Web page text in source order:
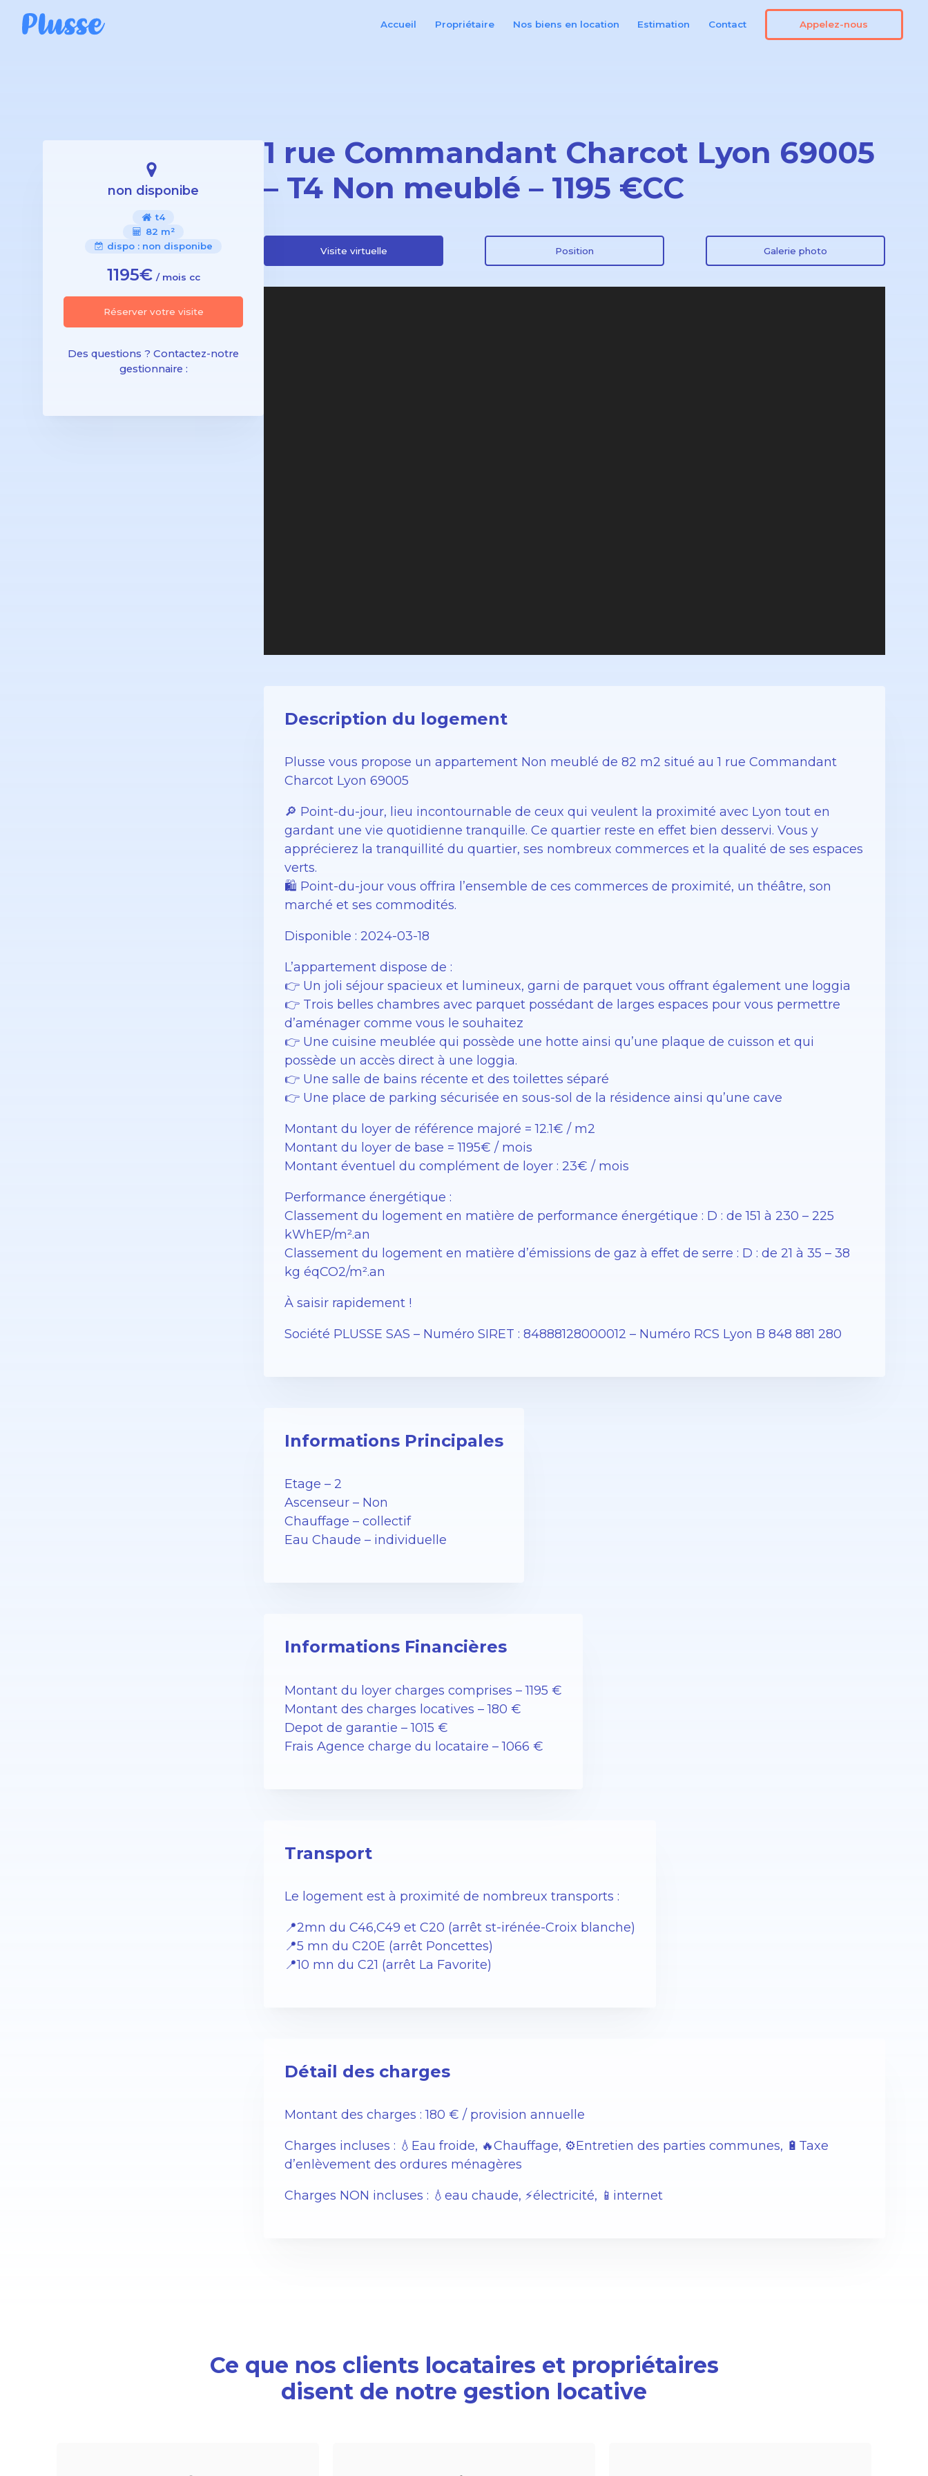
Accueil Propriétaire Nos biens en location Estimation Contact Appelez-nous
non disponibe
t4
82 m²
dispo : non disponibe
1195€ / mois cc
Réserver votre visite
Des questions ? Contactez-notre
gestionnaire :
1 rue Commandant Charcot Lyon 69005
– T4 Non meublé – 1195 €CC
Visite virtuelle Position Galerie photo
Description du logement
Plusse vous propose un appartement Non meublé de 82 m2 situé au 1 rue Commandant
Charcot Lyon 69005
🔎 Point-du-jour, lieu incontournable de ceux qui veulent la proximité avec Lyon tout en
gardant une vie quotidienne tranquille. Ce quartier reste en effet bien desservi. Vous y
apprécierez la tranquillité du quartier, ses nombreux commerces et la qualité de ses espaces
verts.
️🛍️ Point-du-jour vous offrira l’ensemble de ces commerces de proximité, un théâtre, son
marché et ses commodités.
Disponible : 2024-03-18
L’appartement dispose de :
👉 Un joli séjour spacieux et lumineux, garni de parquet vous offrant également une loggia
👉 Trois belles chambres avec parquet possédant de larges espaces pour vous permettre
d’aménager comme vous le souhaitez
👉 Une cuisine meublée qui possède une hotte ainsi qu’une plaque de cuisson et qui
possède un accès direct à une loggia.
👉 Une salle de bains récente et des toilettes séparé
👉 Une place de parking sécurisée en sous-sol de la résidence ainsi qu’une cave
Montant du loyer de référence majoré = 12.1€ / m2
Montant du loyer de base = 1195€ / mois
Montant éventuel du complément de loyer : 23€ / mois
Performance énergétique :
Classement du logement en matière de performance énergétique : D : de 151 à 230 – 225
kWhEP/m².an
Classement du logement en matière d’émissions de gaz à effet de serre : D : de 21 à 35 – 38
kg éqCO2/m².an
À saisir rapidement !
Société PLUSSE SAS – ​​Numéro SIRET : 84888128000012 – Numéro RCS Lyon B 848 881 280
Informations Principales
Etage – 2
Ascenseur – Non
Chauffage – collectif
Eau Chaude – individuelle
Informations Financières
Montant du loyer charges comprises – 1195 €
Montant des charges locatives – 180 €
Depot de garantie – 1015 €
Frais Agence charge du locataire – 1066 €
Transport
Le logement est à proximité de nombreux transports :
📍2mn du C46,C49 et C20 (arrêt st-irénée-Croix blanche)
📍5 mn du C20E (arrêt Poncettes)
📍10 mn du C21 (arrêt La Favorite)
Détail des charges
Montant des charges : 180 € / provision annuelle
Charges incluses : 💧Eau froide, 🔥Chauffage, ⚙️Entretien des parties communes, 🔋Taxe
d’enlèvement des ordures ménagères
Charges NON incluses : 💧eau chaude, ⚡️électricité, 📱internet
Ce que nos clients locataires et propriétaires
disent de notre gestion locative